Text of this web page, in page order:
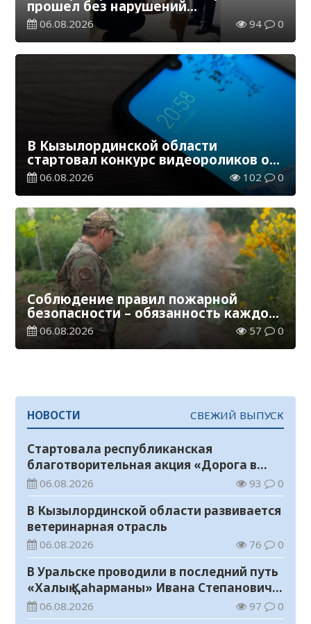
прошел без нарушений
общественного порядка
06.08.2026 94 0
В Кызылординской области
стартовал конкурс видеороликов о
семейных ценностях и Конституции
06.08.2026 102 0
Соблюдение правил пожарной
безопасности – обязанность каждого
гражданина
06.08.2026 57 0
НОВОСТИ СВЕЖИЙ ВЫПУСК
Стартовала республиканская
благотворительная акция «Дорога в
школу»
06.08.2026 93 0
В Кызылординской области развивается
ветеринарная отрасль
06.08.2026 76 0
В Уральске проводили в последний путь
«Халық Қаһарманы» Ивана Степановича
Гапича
06.08.2026 97 0